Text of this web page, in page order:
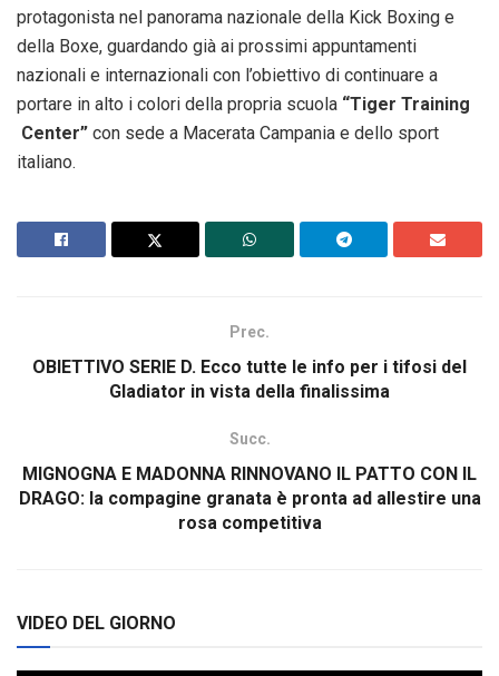
protagonista nel panorama nazionale della Kick Boxing e
della Boxe, guardando già ai prossimi appuntamenti
nazionali e internazionali con l’obiettivo di continuare a
portare in alto i colori della propria scuola “Tiger Training
Center” con sede a Macerata Campania e dello sport
italiano.
Prec.
OBIETTIVO SERIE D. Ecco tutte le info per i tifosi del
Gladiator in vista della finalissima
Succ.
MIGNOGNA E MADONNA RINNOVANO IL PATTO CON IL
DRAGO: la compagine granata è pronta ad allestire una
rosa competitiva
VIDEO DEL GIORNO